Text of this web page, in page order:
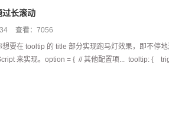
长滚动
查看：7056
想要在 tooltip 的 title 部分实现跑马灯效果，即不停
来实现。option = { // 其他配置项... tooltip: {